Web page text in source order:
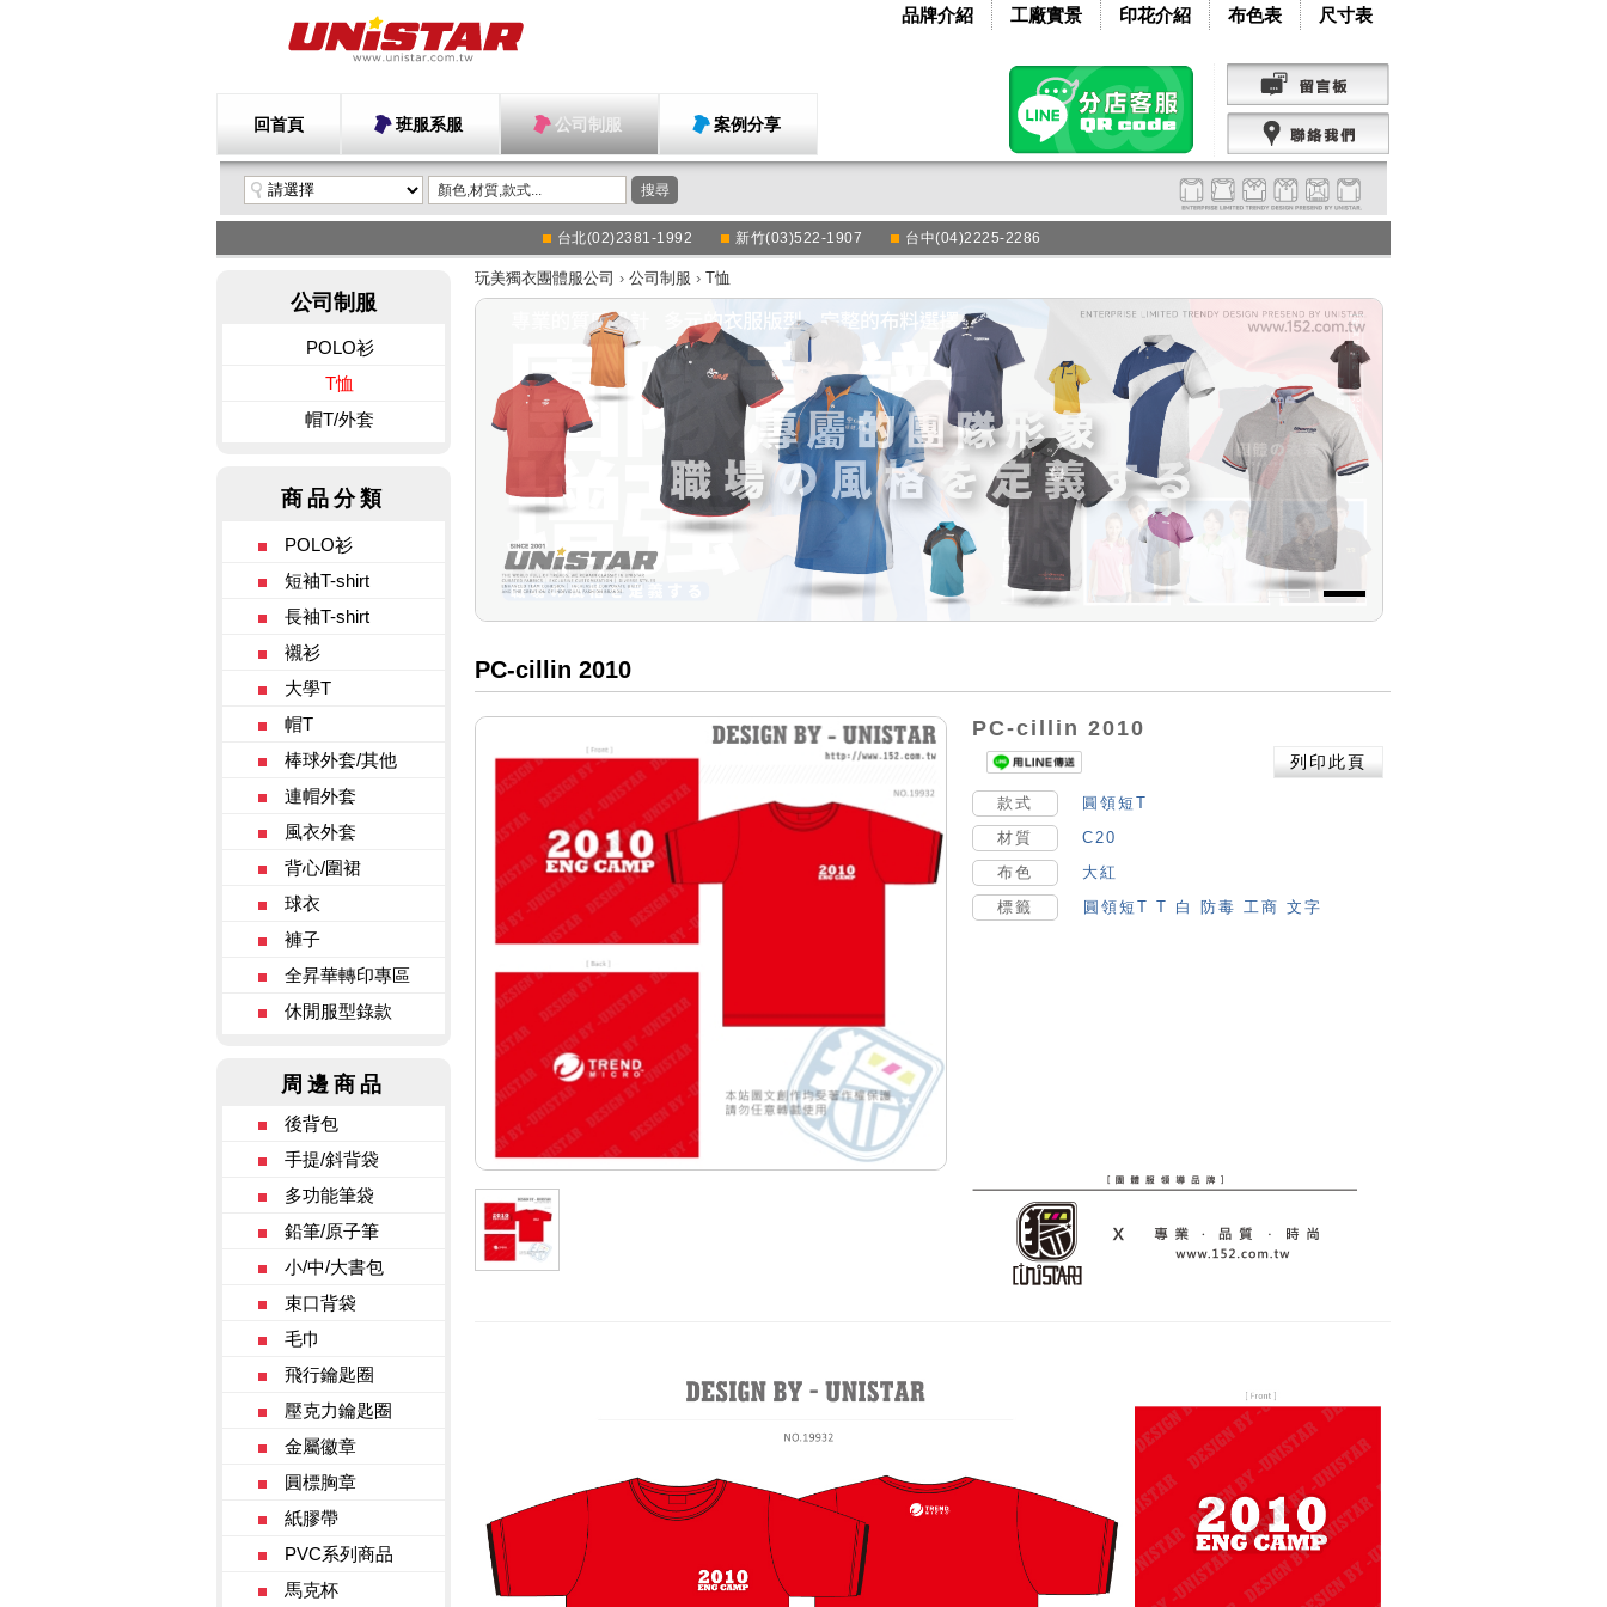
尺寸表
布色表
印花介紹
工廠實景
品牌介紹
回首頁 班服系服 公司制服 案例分享
搜尋
台北(02)2381-1992 新竹(03)522-1907 台中(04)2225-2286
公司制服
POLO衫
T恤
帽T/外套
POLO衫
短袖T-shirt
長袖T-shirt
襯衫
大學T
帽T
棒球外套/其他
連帽外套
風衣外套
背心/圍裙
球衣
褲子
全昇華轉印專區
休閒服型錄款
周邊商品
後背包
手提/斜背袋
多功能筆袋
鉛筆/原子筆
小/中/大書包
束口背袋
毛巾
飛行鑰匙圈
壓克力鑰匙圈
金屬徽章
圓標胸章
紙膠帶
PVC系列商品
馬克杯
玩美獨衣團體服公司 ›公司制服 ›T恤
PC-cillin 2010
PC-cillin 2010
列印此頁
款式
圓領短T
材質
C20
布色
大紅
標籤
圓領短T T 白 防毒 工商 文字